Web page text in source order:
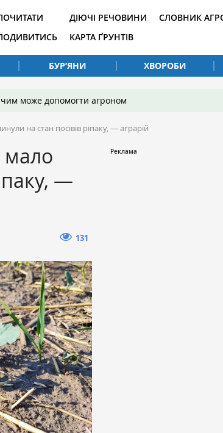
ДІЮЧІ РЕЧОВИНИ
КАРТА ҐРУНТІВ
СЛОВНИК
БУР’ЯНИ ХВОРОБИ
чим може допомогти агроном
на стан посівів ріпаку, — аграрій
мало
—
131